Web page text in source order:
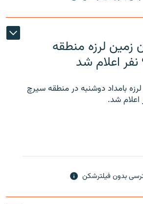
لرزه منطقه
بامداد دوشنبه در منطقه سیرچ
بدون فیلترشکن